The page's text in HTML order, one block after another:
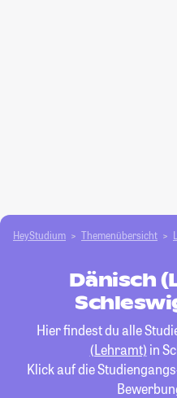
HeyStudium Themenübersicht
Dänisch
Hier findest du alle
(Lehramt) in
Klick auf die